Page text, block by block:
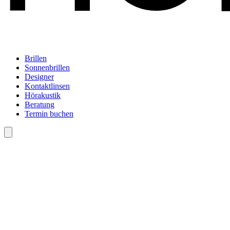
Brillen
Sonnenbrillen
Designer
Kontaktlinsen
Hörakustik
Beratung
Termin buchen